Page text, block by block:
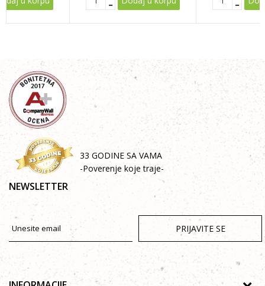
33 GODINE SA VAMA
-Poverenje koje traje-
NEWSLETTER
PRIJAVITE SE